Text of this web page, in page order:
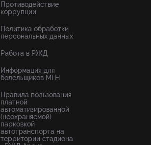
Противодействие
коррупции
Политика обработки
персональных данных
Работа в РЖД
Информация для
болельщиков МГН
Правила пользования
платной
автоматизированной
(неохраняемой)
парковкой
автотранспорта на
территории стадиона